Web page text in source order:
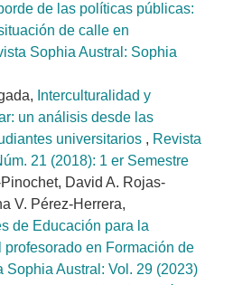
de las políticas públicas:
de calle en
Sophia Austral: Sophia
Interculturalidad y
un análisis desde las
universitarios , Revista
21 (2018): 1 er Semestre
David A. Rojas-
V. Pérez-Herrera,
de Educación para la
en Formación de
Sophia Austral: Vol. 29 (2023)